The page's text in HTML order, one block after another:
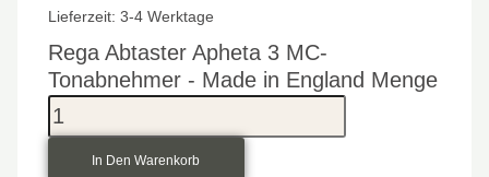
Lieferzeit: 3-4 Werktage
Rega Abtaster Apheta 3 MC-
Tonabnehmer - Made in England Menge
In Den Warenkorb